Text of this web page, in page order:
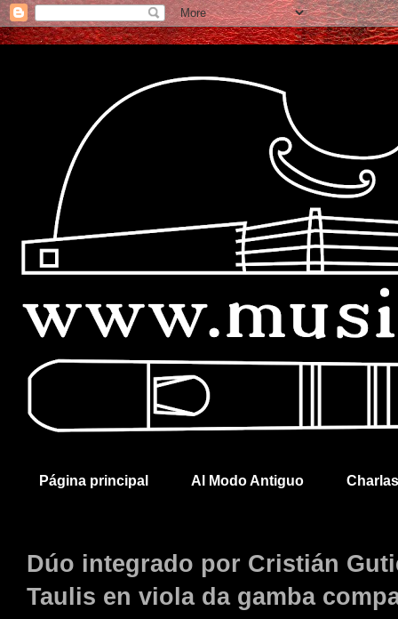
Página principal Al Modo Antiguo
Dúo integrado por Cristián
Taulis en viola da gamba